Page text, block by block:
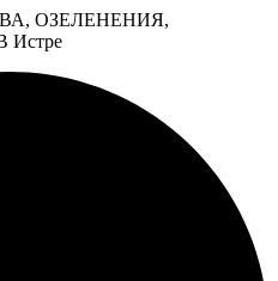
ОЗЕЛЕНЕНИЯ,